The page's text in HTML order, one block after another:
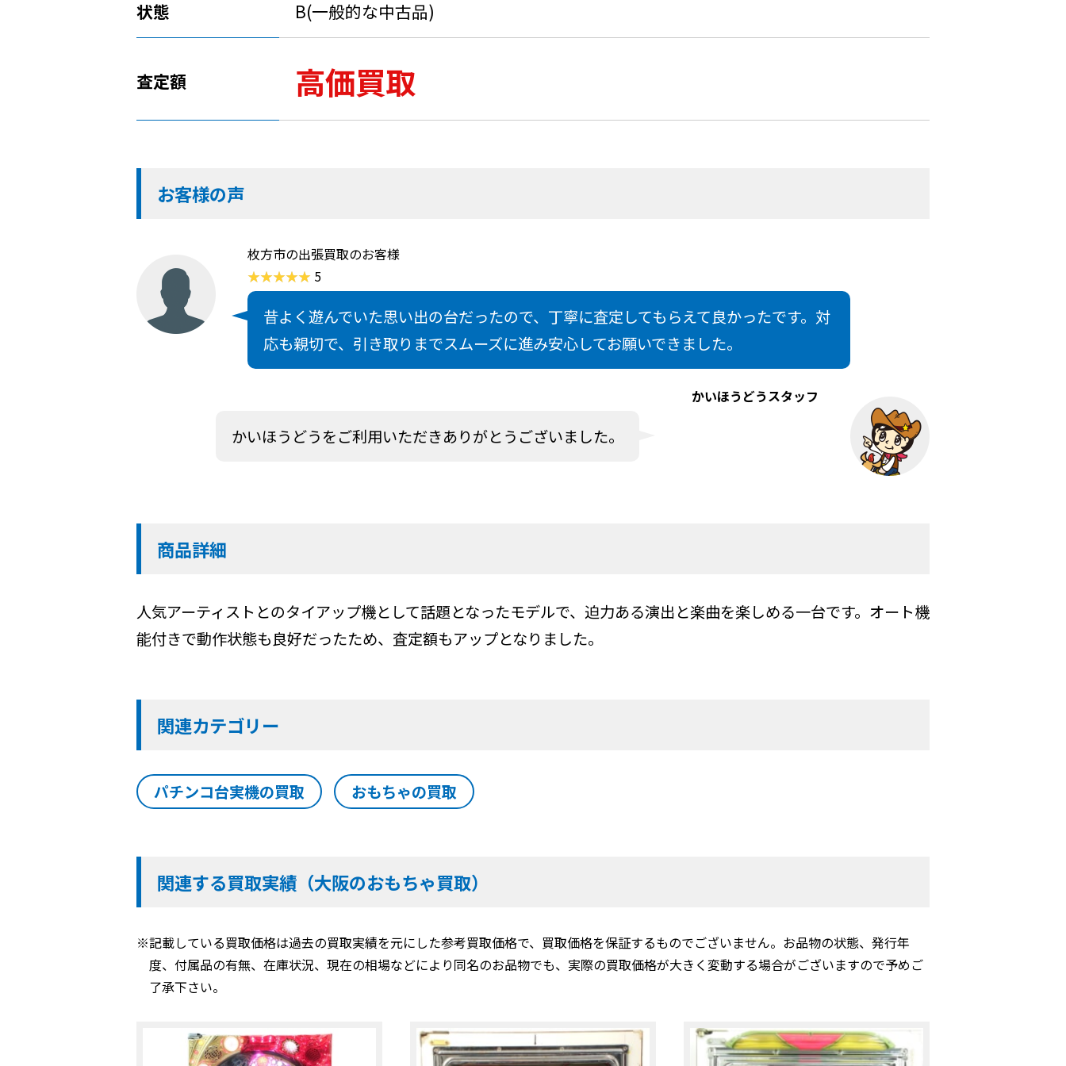
状態 B(一般的な中古品)
査定額 高価買取
お客様の声
枚方市の出張買取のお客様
5
昔よく遊んでいた思い出の台だったので、丁寧に査定してもらえて良かったです。対
応も親切で、引き取りまでスムーズに進み安心してお願いできました。
かいほうどうスタッフ
かいほうどうをご利用いただきありがとうございました。
商品詳細
人気アーティストとのタイアップ機として話題となったモデルで、迫力ある演出と楽曲を楽しめる一台です。オート機
能付きで動作状態も良好だったため、査定額もアップとなりました。
関連カテゴリー
パチンコ台実機の買取 おもちゃの買取
関連する買取実績（大阪のおもちゃ買取）
※記載している買取価格は過去の買取実績を元にした参考買取価格で、買取価格を保証するものでございません。お品物の状態、発行年
度、付属品の有無、在庫状況、現在の相場などにより同名のお品物でも、実際の買取価格が大きく変動する場合がございますので予めご
了承下さい。